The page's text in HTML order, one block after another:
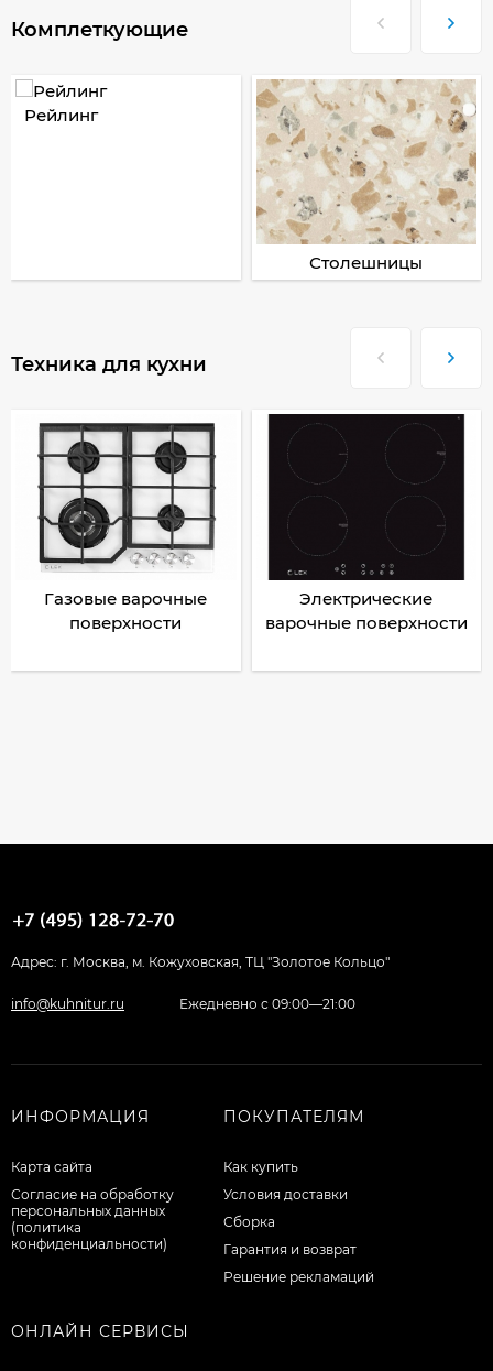
Комплеткующие
Рейлинг
Столешницы
Техника для кухни
Газовые варочные
поверхности
Электрические
варочные поверхности
Адрес: г. Москва, м. Кожуховская, ТЦ "Золотое Кольцо"
info@kuhnitur.ru Ежедневно с 09:00—21:00
ИНФОРМАЦИЯ
Карта сайта
Согласие на обработку
персональных данных
(политика
конфиденциальности)
ПОКУПАТЕЛЯМ
Как купить
Условия доставки
Сборка
Гарантия и возврат
Решение рекламаций
ОНЛАЙН СЕРВИСЫ